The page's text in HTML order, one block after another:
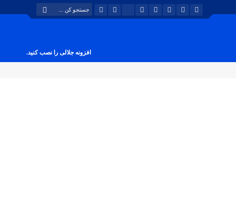
افزونه جلالی را نصب کنید.